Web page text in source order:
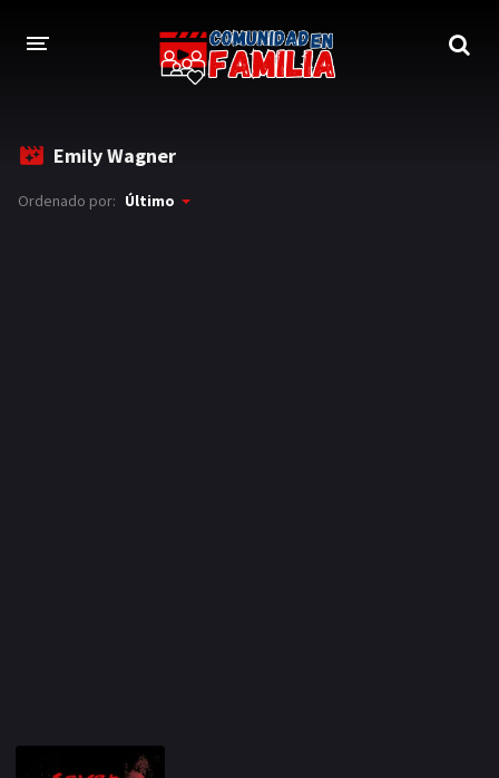
Emily Wagner
Ordenado por: Último